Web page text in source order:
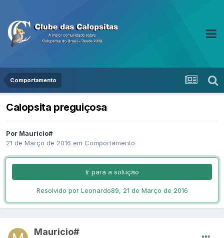
Comportamento
Calopsita preguiçosa
Por Mauricio#
21 de Março de 2016 em Comportamento
Ir para a solução
Resolvido por Leonardo89, 21 de Março de 2016
Mauricio#